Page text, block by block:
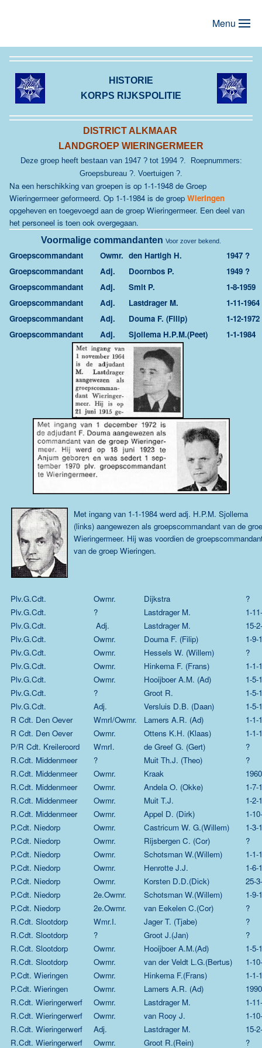
Menu
HISTORIE
KORPS RIJKSPOLITIE
DISTRICT ALKMAAR
LANDGROEP WIERINGERMEER
Deze groep heeft bestaan van 1947 ? tot 1994 ?. Roepnummers:
Groepsbureau ?. Voertuigen ?.
Na een herschikking van groepen is op 1-1-1948 de Groep
Wieringermeer geformeerd. Op 1-1-1984 is de groep Wieringen
opgeheven en toegevoegd aan de groep Wieringermeer. Een deel van
het personeel is toen ook overgegaan.
Voormalige commandanten Voor zover bekend.
Groepscommandant Owmr. den Hartigh H.
1947 ?
Groepscommandant
Adj. Doornbos P.
1949 ?
Groepscommandant
Adj. Smit P.
1-8-1959
Groepscommandant
Adj. Lastdrager M.
1-11-1964
Groepscommandant
Adj. Douma F. (Filip)
1-12-1972
Groepscommandant
Adj. Sjollema H.P.M.(Peet) 1-1-1984
Met ingang van 1-1-1984 werd adj. H.P.M. Sjollema
(links) aangewezen als groepscommandant van de
Wieringermeer. Hij was voordien de
van de groep Wieringen.
Plv.G.Cdt. Owmr. Dijkstra
?
Plv.G.Cdt.
? Lastdrager M.
1-
Plv.G.Cdt.
Adj. Lastdrager M.
15-
Plv.G.Cdt.
Owmr. Douma F. (Filip)
1-9-
Plv.G.Cdt.
Owmr. Hessels W. (Willem)
?
Plv.G.Cdt.
Owmr. Hinkema F. (Frans)
1-1-
Plv.G.Cdt.
Owmr. Hooijboer A.M. (Ad)
1-5-
Plv.G.Cdt.
? Groot R.
1-5-
Plv.G.Cdt.
Adj. Versluis D.B. (Daan)
1-5-
R Cdt. Den Oever
WmrI/Owmr. Lamers A.R. (Ad)
1-1-
R Cdt. Den Oever
Owmr. Ottens K.H. (Klaas)
1-1-
P/R Cdt. Kreileroord
WmrI. de Greef G. (Gert)
?
R.Cdt. Middenmeer
? Muit Th.J. (Theo)
?
R.Cdt. Middenmeer
Owmr. Kraak
R.Cdt. Middenmeer
Owmr. Andela O. (Okke)
1-7-
R.Cdt. Middenmeer
Owmr. Muit T.J.
1-2-
R.Cdt. Middenmeer
Owmr. Appel D. (Dirk)
1-
P.Cdt. Niedorp
Owmr. Castricum W. G.(Willem)
1-3-
P.Cdt. Niedorp
Owmr. Rijsbergen C. (Cor)
?
P.Cdt. Niedorp
Owmr. Schotsman W.(Willem)
1-1-
P.Cdt. Niedorp
Owmr. Henrotte J.J.
1-6-
P.Cdt. Niedorp
Owmr. Korsten D.D.(Dick)
25-
P.Cdt. Niedorp
2e.Owmr. Schotsman W.(Willem)
1-9-
P.Cdt. Niedorp
2e.Owmr. van Eekelen C.(Cor)
?
R.Cdt. Slootdorp
Wmr.I. Jager T. (Tjabe)
?
R.Cdt. Slootdorp
? Groot J.(Jan)
?
R.Cdt. Slootdorp
Owmr. Hooijboer A.M.(Ad)
1-5-
R.Cdt. Slootdorp
Owmr. van der Veldt L.G.(Bertus)
1-
P.Cdt. Wieringen
Owmr. Hinkema F.(Frans)
1-1-
P.Cdt. Wieringen
Owmr. Lamers A.R. (Ad)
R.Cdt. Wieringerwerf
Owmr. Lastdrager M.
1-
R.Cdt. Wieringerwerf
Owmr. van Rooy J.
1-
R.Cdt. Wieringerwerf
Adj. Lastdrager M.
15-
R.Cdt. Wieringerwerf
Owmr. Groot R.(Rein)
?